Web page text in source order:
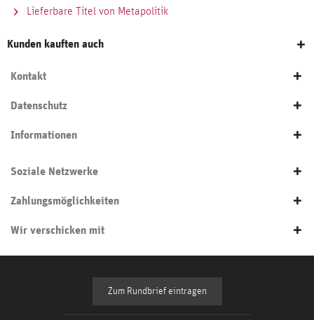
Lieferbare Titel von Metapolitik
Kunden kauften auch
Kontakt
Datenschutz
Informationen
Soziale Netzwerke
Zahlungsmöglichkeiten
Wir verschicken mit
Zum Rundbrief eintragen